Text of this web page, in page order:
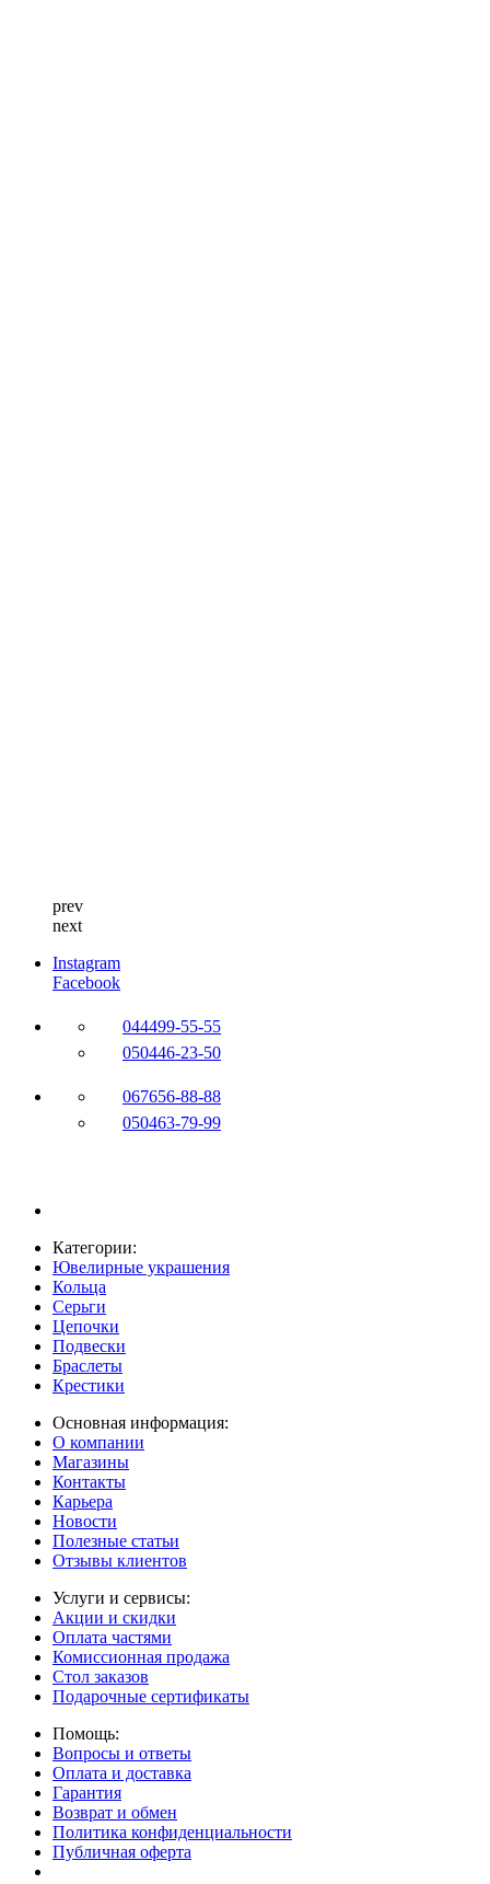
prev
next
Instagram
Facebook
044499-55-55
050446-23-50
067656-88-88
050463-79-99
Категории:
Ювелирные украшения
Кольца
Серьги
Цепочки
Подвески
Браслеты
Крестики
Основная информация:
О компании
Магазины
Контакты
Карьера
Новости
Полезные статьи
Отзывы клиентов
Услуги и сервисы:
Акции и скидки
Оплата частями
Комиссионная продажа
Стол заказов
Подарочные сертификаты
Помощь:
Вопросы и ответы
Оплата и доставка
Гарантия
Возврат и обмен
Политика конфиденциальности
Публичная оферта